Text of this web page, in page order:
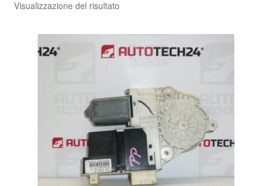
Visualizzazione del risultato